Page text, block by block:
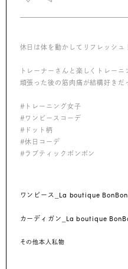
休日は体を動かしてリフレッシュ
トレーナーさんと楽しくトレーニ
頑張った後の筋肉痛が結構好きだ
#トレーニング女子
#ワンピースコーデ
#ドット柄
#休日コーデ
#ラブティックボンボン
ワンピース_ La boutique
カーディガン_ La boutique
その他本人私物